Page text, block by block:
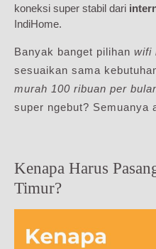
koneksi super stabil dari
IndiHome.
Banyak banget pilihan wifi
sesuaikan sama
murah 100 ribuan per
super ngebut? Semuanya
Kenapa Harus
Timur?